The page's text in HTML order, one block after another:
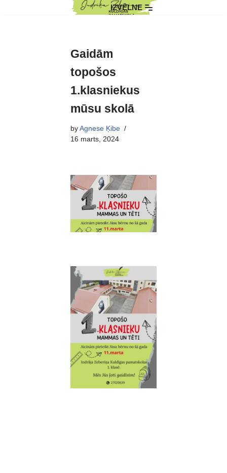
IZVĒLNE
Gaidām
topošos
1.klasniekus
mūsu skolā
by Agnese Ķibe
16 marts, 2024